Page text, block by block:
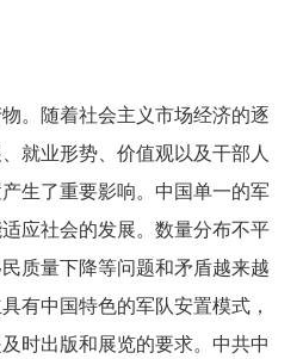
。随着社会主义市场经济的逐
就业形势、价值观以及干部人
生了重要影响。中国单一的军
应社会的发展。数量分布不平
质量下降等问题和矛盾越来越
有中国特色的军队安置模式，
时出版和展览的要求。中共中